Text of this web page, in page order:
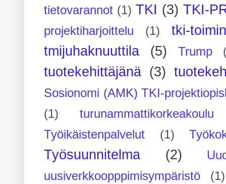
tietovarannot (1) TKI (3) TKI-
projektiharjoittelu (1)
tki-
tmijuhaknuuttila
(5) Trump
tuotekehittäjänä (3)
Sosionomi (AMK) TKI-
(1)
turunammattikorkeakoulu
Työikäistenpalvelut
(1)
Työsuunnitelma (2)
uusiverkkoopppimisympäristö
(1)